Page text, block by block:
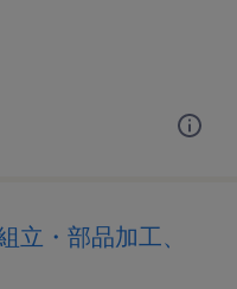
立・部品加工、